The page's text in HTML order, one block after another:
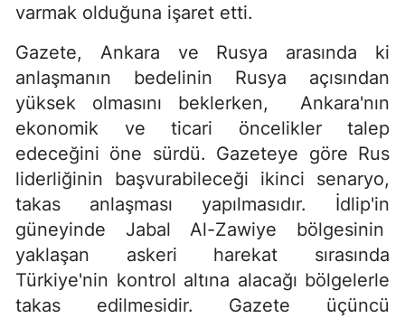
varmak olduğuna işaret etti.
Gazete, Ankara ve Rusya arasında ki
anlaşmanın bedelinin Rusya açısından
yüksek olmasını beklerken, Ankara'nın
ekonomik ve ticari öncelikler talep
edeceğini öne sürdü. Gazeteye göre Rus
liderliğinin başvurabileceği ikinci senaryo,
takas anlaşması yapılmasıdır. İdlip'in
güneyinde Jabal Al-Zawiye bölgesinin
yaklaşan askeri harekat sırasında
Türkiye'nin kontrol altına alacağı bölgelerle
takas edilmesidir. Gazete üçüncü